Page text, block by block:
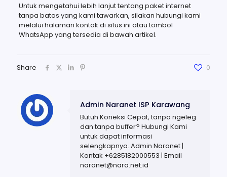
Untuk mengetahui lebih lanjut tentang paket internet
tanpa batas yang kami tawarkan, silakan hubungi kami
melalui halaman kontak di situs ini atau tombol
WhatsApp yang tersedia di bawah artikel.
Share 0
Admin Naranet ISP Karawang
Butuh Koneksi Cepat, tanpa ngeleg
dan tanpa buffer? Hubungi Kami
untuk dapat informasi
selengkapnya. Admin Naranet |
Kontak +6285182000553 | Email
naranet@nara.net.id